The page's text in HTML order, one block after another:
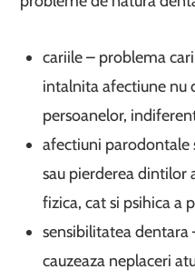
cariile – problema
intalnita afectiune nu
persoanelor,
afectiuni parodontale
sau pierderea dintilor
fizica, cat si psihica a
sensibilitatea
cauzeaza neplaceri